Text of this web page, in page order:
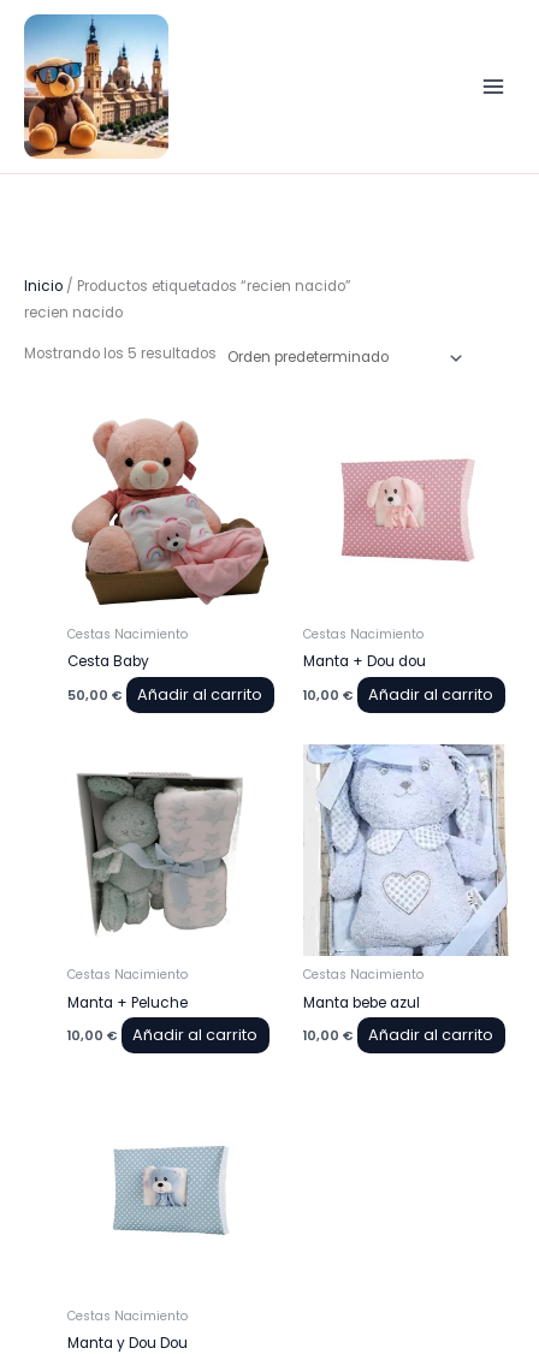
contenido
Inicio / Productos etiquetados “recien nacido”
recien nacido
Mostrando los 5 resultados
Cestas Nacimiento
Cesta Baby
50,00 € Añadir al carrito
Cestas Nacimiento
Manta + Dou dou
10,00 € Añadir al carrito
Cestas Nacimiento
Manta + Peluche
10,00 € Añadir al carrito
Cestas Nacimiento
Manta bebe azul
10,00 € Añadir al carrito
Cestas Nacimiento
Manta y Dou Dou